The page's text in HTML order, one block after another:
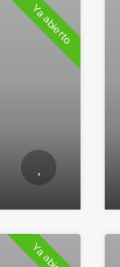
Ya abierto